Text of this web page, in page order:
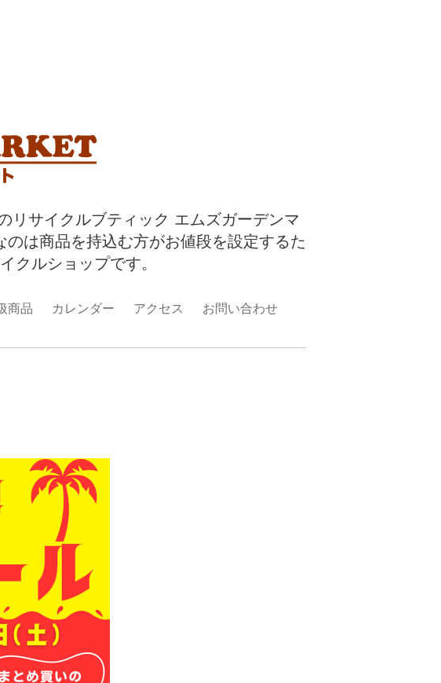
リサイクルブティック エムズガーデンマ
は商品を持込む方がお値段を設定するた
クルショップです。
商品 カレンダー アクセス お問い合わせ